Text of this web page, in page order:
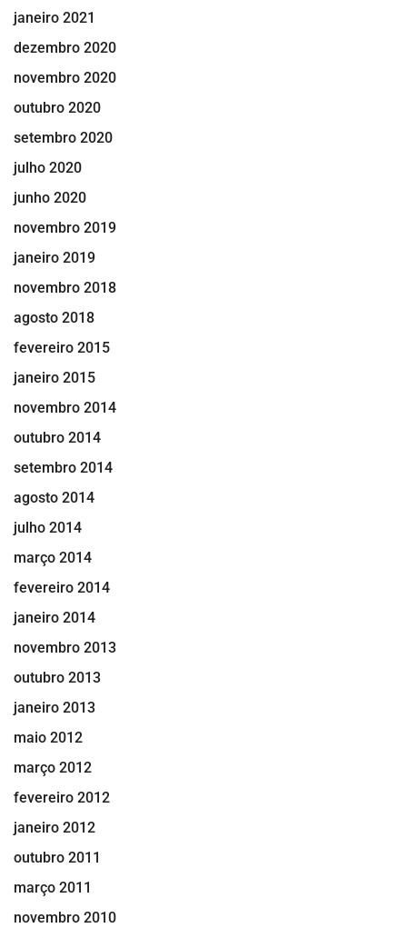
janeiro 2021
dezembro 2020
novembro 2020
outubro 2020
setembro 2020
julho 2020
junho 2020
novembro 2019
janeiro 2019
novembro 2018
agosto 2018
fevereiro 2015
janeiro 2015
novembro 2014
outubro 2014
setembro 2014
agosto 2014
julho 2014
março 2014
fevereiro 2014
janeiro 2014
novembro 2013
outubro 2013
janeiro 2013
maio 2012
março 2012
fevereiro 2012
janeiro 2012
outubro 2011
março 2011
novembro 2010